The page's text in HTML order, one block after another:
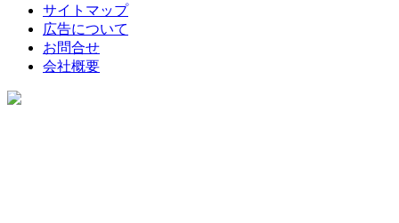
サイトマップ
広告について
お問合せ
会社概要